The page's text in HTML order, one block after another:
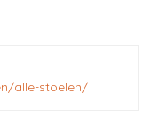
alle-stoelen/